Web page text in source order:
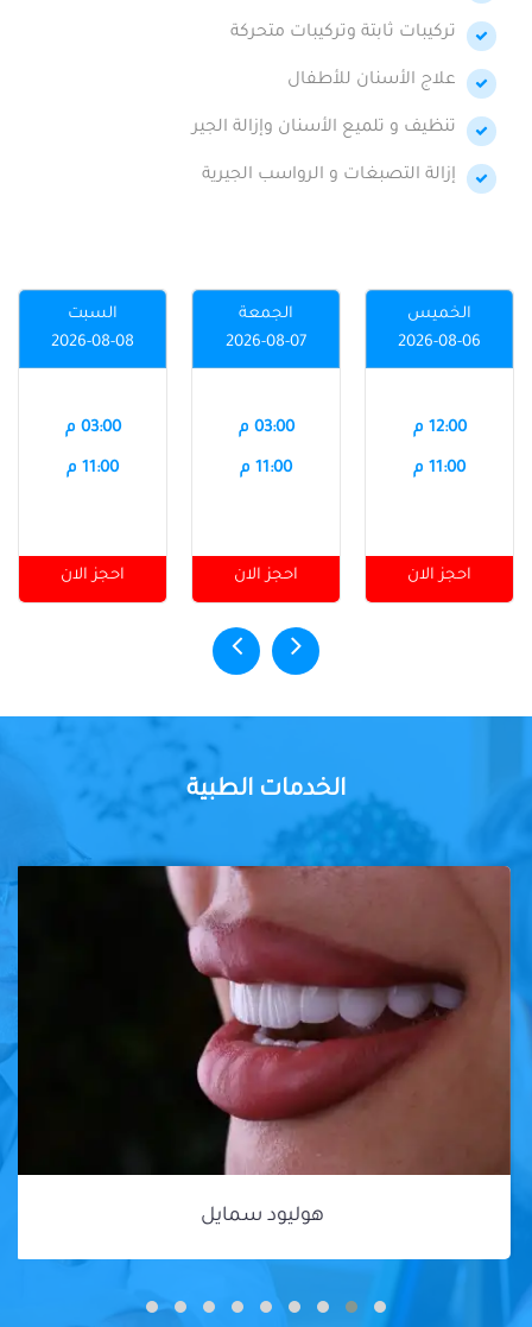
تركيبات ثابتة وتركيبات متحركة
علاج الأسنان للأطفال
تنظيف و تلميع الأسنان وإزالة الجير
إزالة التصبغات و الرواسب الجيرية
الخميس
2026-08-06
12:00 م
11:00 م
احجز الان
الجمعة
2026-08-07
03:00 م
11:00 م
احجز الان
السبت
2026-08-08
03:00 م
11:00 م
احجز الان
الخدمات الطبية
هوليود سمايل